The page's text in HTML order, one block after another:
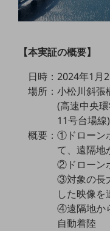
医療・介護
モビリティ
キーワードで探す
法人向けスマホ・携帯に関する、
おすすめの機種、料金やサービ
【本実証の概要】
日時：2024年1月
場所：小松川斜張
(高速中央
11号台場線)
概要：①ドローン
て、遠隔地
②ドローン
③対象の長
した映像
④遠隔地か
自動着陸